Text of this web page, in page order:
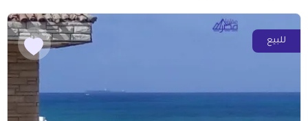
للبيع